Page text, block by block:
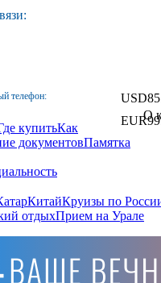
телефон: USD
EUR
купитьКак
документовПамятка
О
КитайКруизы по
отдыхПрием на Урале